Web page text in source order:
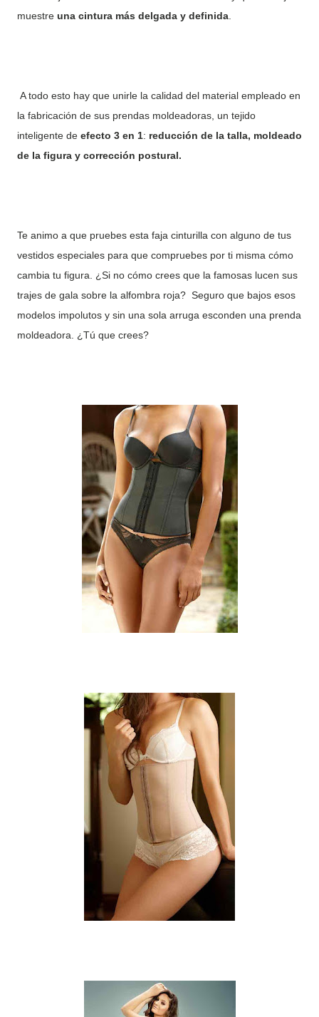
muestre una cintura más delgada y definida.
A todo esto hay que unirle la calidad del material empleado en
la fabricación de sus prendas moldeadoras, un tejido
inteligente de efecto 3 en 1: reducción de la talla, moldeado
de la figura y corrección postural.
Te animo a que pruebes esta faja cinturilla con alguno de tus
vestidos especiales para que compruebes por ti misma cómo
cambia tu figura. ¿Si no cómo crees que la famosas lucen sus
trajes de gala sobre la alfombra roja? Seguro que bajos esos
modelos impolutos y sin una sola arruga esconden una prenda
moldeadora. ¿Tú que crees?